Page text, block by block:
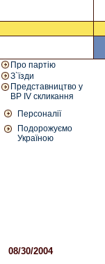
Про партію
З`їзди
Представництво у
ВР IV скликання
Персоналії
Подорожуємо
Україною
08/30/200412:28 PM